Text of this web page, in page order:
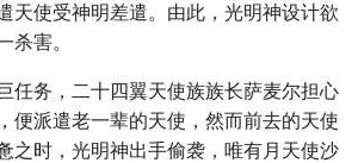
天使受神明差遣。由此，光明神设计欲
杀害。
任务，二十四翼天使族族长萨麦尔担心
便派遣老一辈的天使，然而前去的天使
之时，光明神出手偷袭，唯有月天使沙